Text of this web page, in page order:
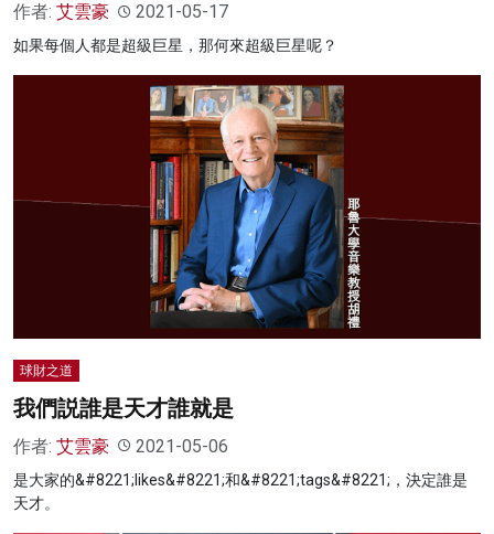
作者: 艾雲豪 2021-05-17
如果每個人都是超級巨星，那何來超級巨星呢？
球財之道
我們説誰是天才誰就是
作者: 艾雲豪 2021-05-06
是大家的&#8221;likes&#8221;和&#8221;tags&#8221;，決定誰是
天才。